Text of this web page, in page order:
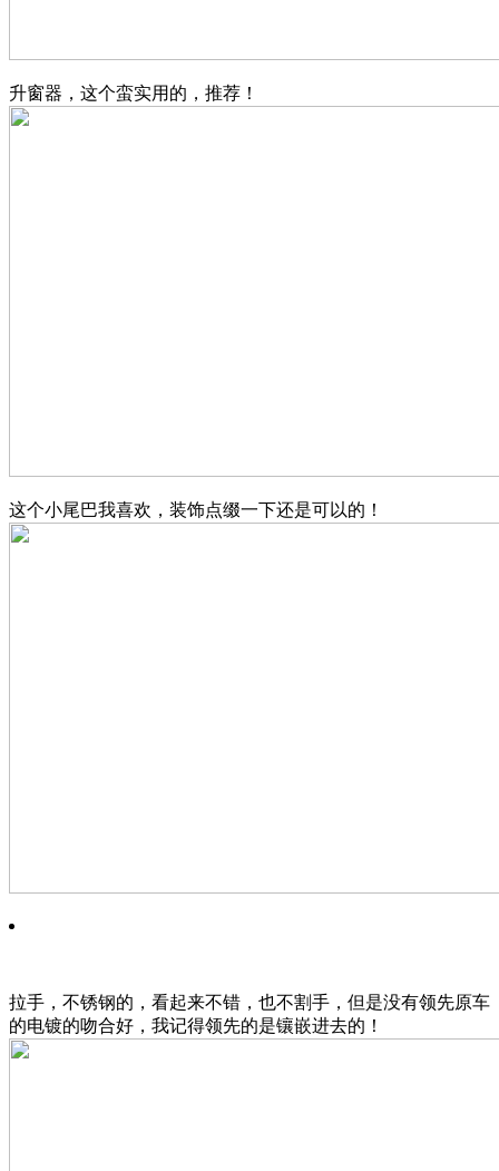
升窗器，这个蛮实用的，推荐！
这个小尾巴我喜欢，装饰点缀一下还是可以的！
拉手，不锈钢的，看起来不错，也不割手，但是没有领先原车
的电镀的吻合好，我记得领先的是镶嵌进去的！